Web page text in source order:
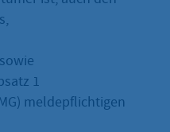
1
meldepflichtigen